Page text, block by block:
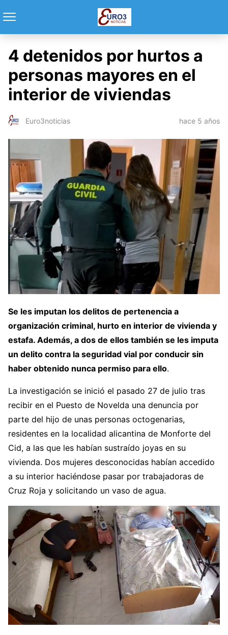
4 detenidos por hurtos a
personas mayores en el
interior de viviendas
Euro3noticias hace 5 años
Se les imputan los delitos de pertenencia a
organización criminal, hurto en interior de vivienda y
estafa. Además, a dos de ellos también se les imputa
un delito contra la seguridad vial por conducir sin
haber obtenido nunca permiso para ello.
La investigación se inició el pasado 27 de julio tras
recibir en el Puesto de Novelda una denuncia por
parte del hijo de unas personas octogenarias,
residentes en la localidad alicantina de Monforte del
Cid, a las que les habían sustraído joyas en su
vivienda. Dos mujeres desconocidas habían accedido
a su interior haciéndose pasar por trabajadoras de
Cruz Roja y solicitando un vaso de agua.